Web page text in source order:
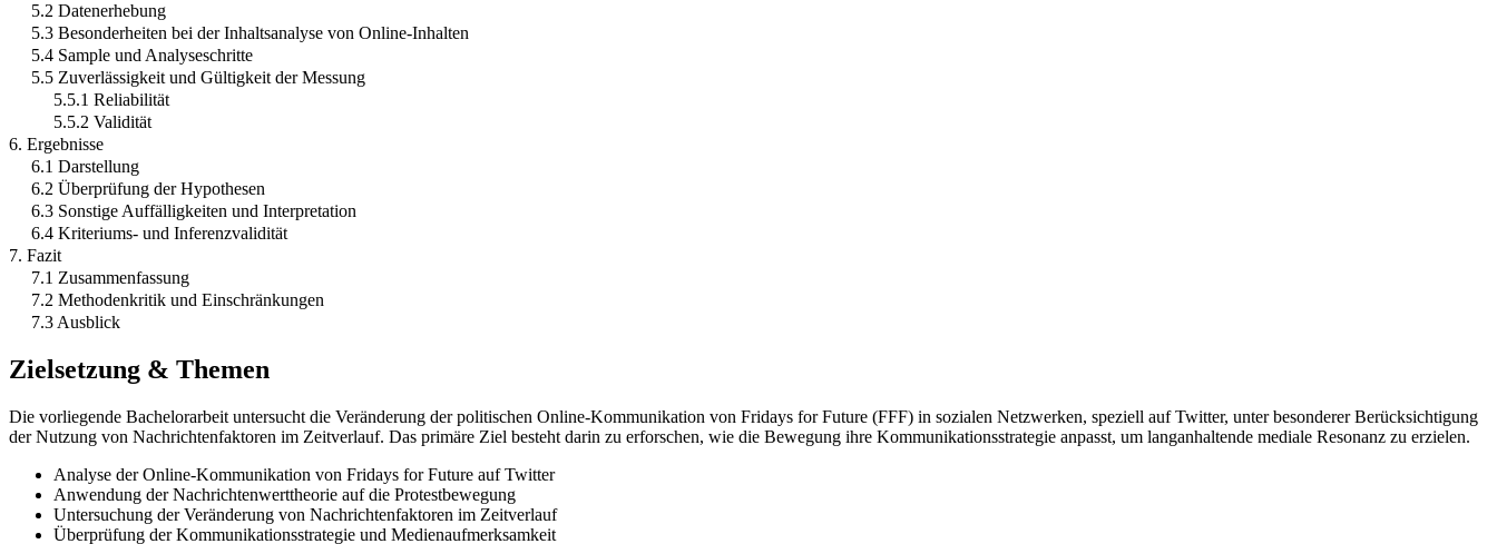
5.2 Datenerhebung
5.3 Besonderheiten bei der Inhaltsanalyse von Online-Inhalten
5.4 Sample und Analyseschritte
5.5 Zuverlässigkeit und Gültigkeit der Messung
5.5.1 Reliabilität
5.5.2 Validität
6. Ergebnisse
6.1 Darstellung
6.2 Überprüfung der Hypothesen
6.3 Sonstige Auffälligkeiten und Interpretation
6.4 Kriteriums- und Inferenzvalidität
7. Fazit
7.1 Zusammenfassung
7.2 Methodenkritik und Einschränkungen
7.3 Ausblick
Zielsetzung & Themen
Die vorliegende Bachelorarbeit untersucht die Veränderung der politischen Online-Kommunikation von Fridays for Future (FFF) in sozialen Netzwerken, speziell auf Twitter, unter besonderer Berücksichtigung
der Nutzung von Nachrichtenfaktoren im Zeitverlauf. Das primäre Ziel besteht darin zu erforschen, wie die Bewegung ihre Kommunikationsstrategie anpasst, um langanhaltende mediale Resonanz zu erzielen.
Analyse der Online-Kommunikation von Fridays for Future auf Twitter
Anwendung der Nachrichtenwerttheorie auf die Protestbewegung
Untersuchung der Veränderung von Nachrichtenfaktoren im Zeitverlauf
Überprüfung der Kommunikationsstrategie und Medienaufmerksamkeit